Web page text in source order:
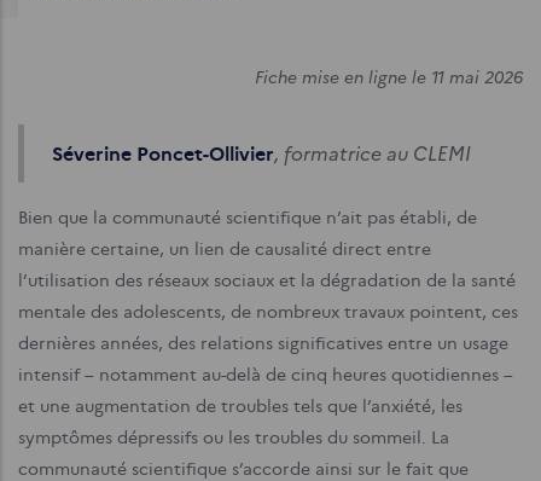
Fiche mise en ligne le 11 mai 2026
Séverine Poncet-Ollivier, formatrice au CLEMI
Bien que la communauté scientifique n’ait pas établi, de
manière certaine, un lien de causalité direct entre
l’utilisation des réseaux sociaux et la dégradation de la santé
mentale des adolescents, de nombreux travaux pointent, ces
dernières années, des relations significatives entre un usage
intensif – notamment au-delà de cinq heures quotidiennes –
et une augmentation de troubles tels que l’anxiété, les
symptômes dépressifs ou les troubles du sommeil. La
communauté scientifique s’accorde ainsi sur le fait que